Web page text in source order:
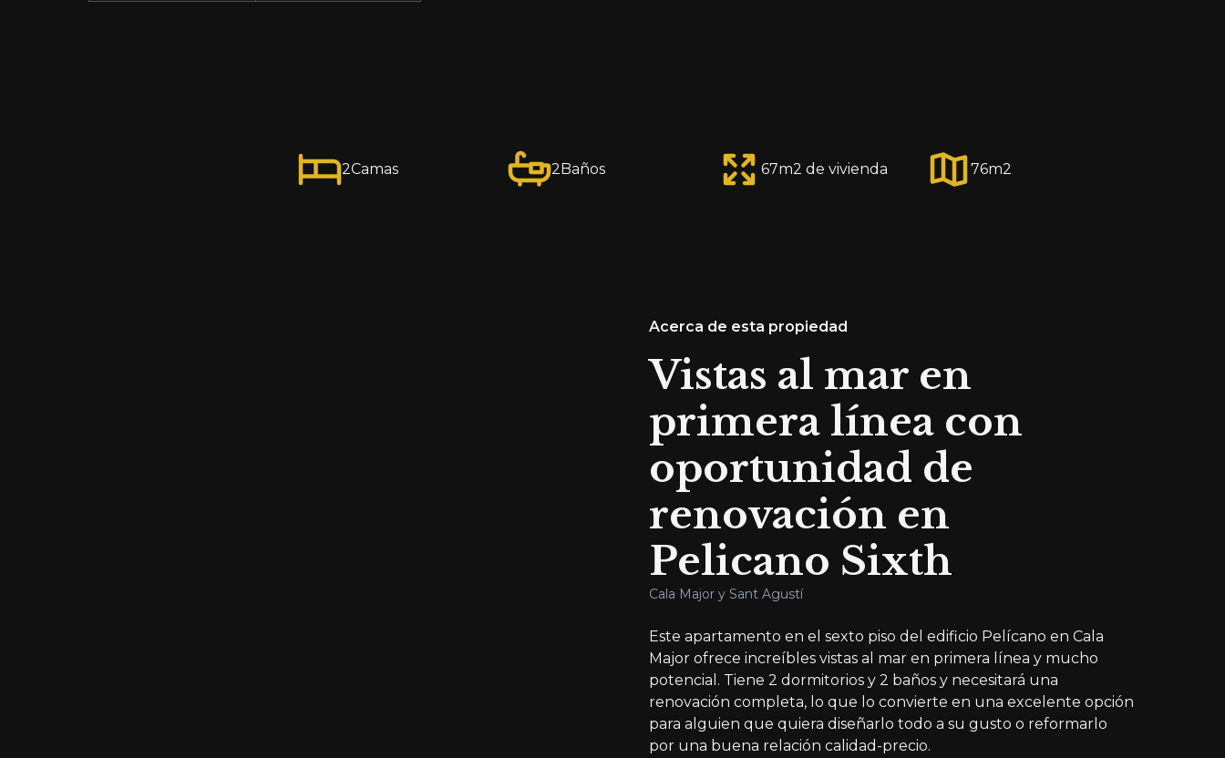
2Camas 2Baños 67m2 de vivienda 76m2
Acerca de esta propiedad
Vistas al mar en
primera línea con
oportunidad de
renovación en
Pelicano Sixth
Cala Major y Sant Agustí
Este apartamento en el sexto piso del edificio Pelícano en Cala
Major ofrece increíbles vistas al mar en primera línea y mucho
potencial. Tiene 2 dormitorios y 2 baños y necesitará una
renovación completa, lo que lo convierte en una excelente opción
para alguien que quiera diseñarlo todo a su gusto o reformarlo
por una buena relación calidad-precio.